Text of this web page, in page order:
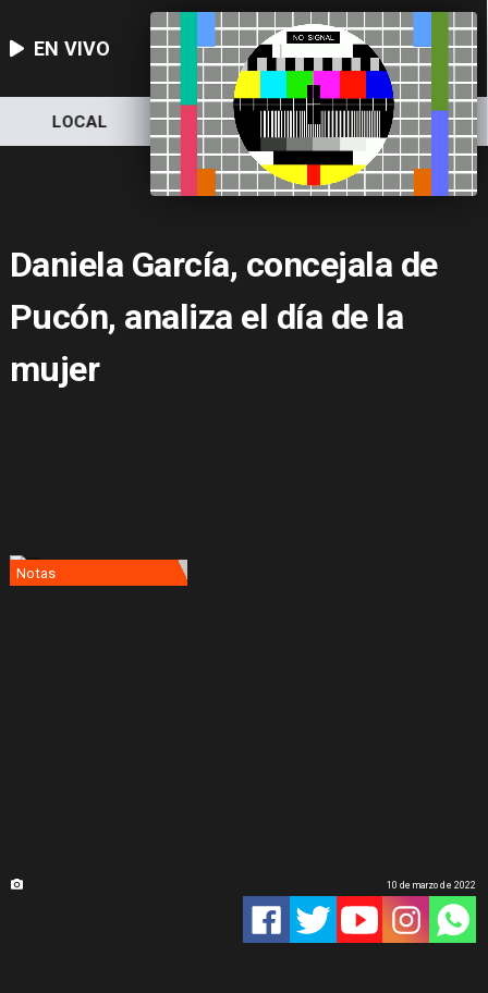
EN VIVO
LOCAL NACIONAL DEPORTES
Daniela García, concejala de
Pucón, analiza el día de la
mujer
Notas
10 de marzo de 2022